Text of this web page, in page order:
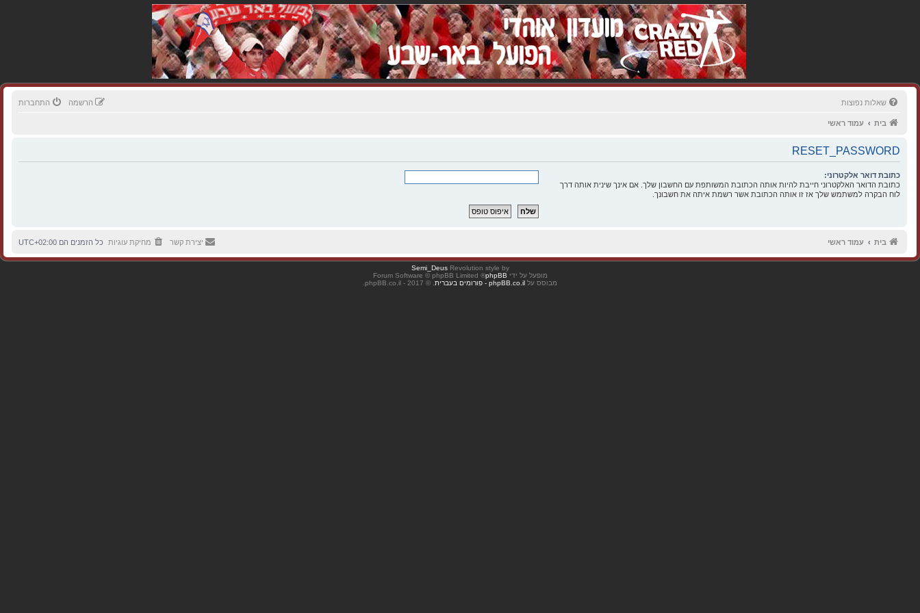
שאלות נפוצות התחברות הרשמה
בית עמוד ראשי
RESET_PASSWORD
כתובת דואר אלקטרוני:
כתובת הדואר האלקטרוני חייבת להיות אותה הכתובת המשותפת עם החשבון שלך. אם אינך שינית אותה דרך
לוח הבקרה למשתמש שלך אז זו אותה הכתובת אשר רשמת איתה את חשבונך.
בית עמוד ראשי כל הזמנים הם UTC+02:00 מחיקת עוגיות יצירת קשר
Revolution style by
Semi_Deus
מופעל על ידי phpBB
® Forum Software © phpBB Limited
מבוסס על phpBB.co.il - פורומים בעברית . © 2017 - phpBB.co.il.